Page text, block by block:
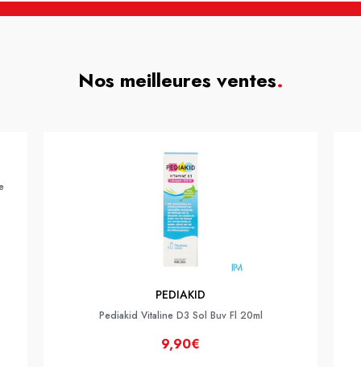
Nos meilleures ventes.
PEDIAKID
Pediakid Vitaline D3 Sol Buv Fl 20ml
9,90€